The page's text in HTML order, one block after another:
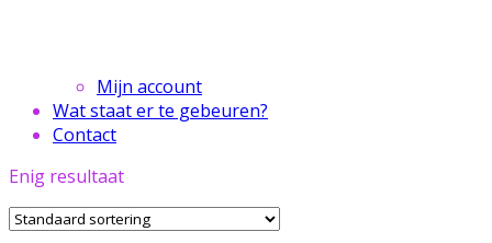
Mijn account
Wat staat er te gebeuren?
Contact
Enig resultaat